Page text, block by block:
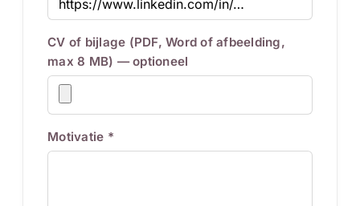
CV of bijlage (PDF, Word of afbeelding,
max 8 MB) — optioneel
Motivatie *